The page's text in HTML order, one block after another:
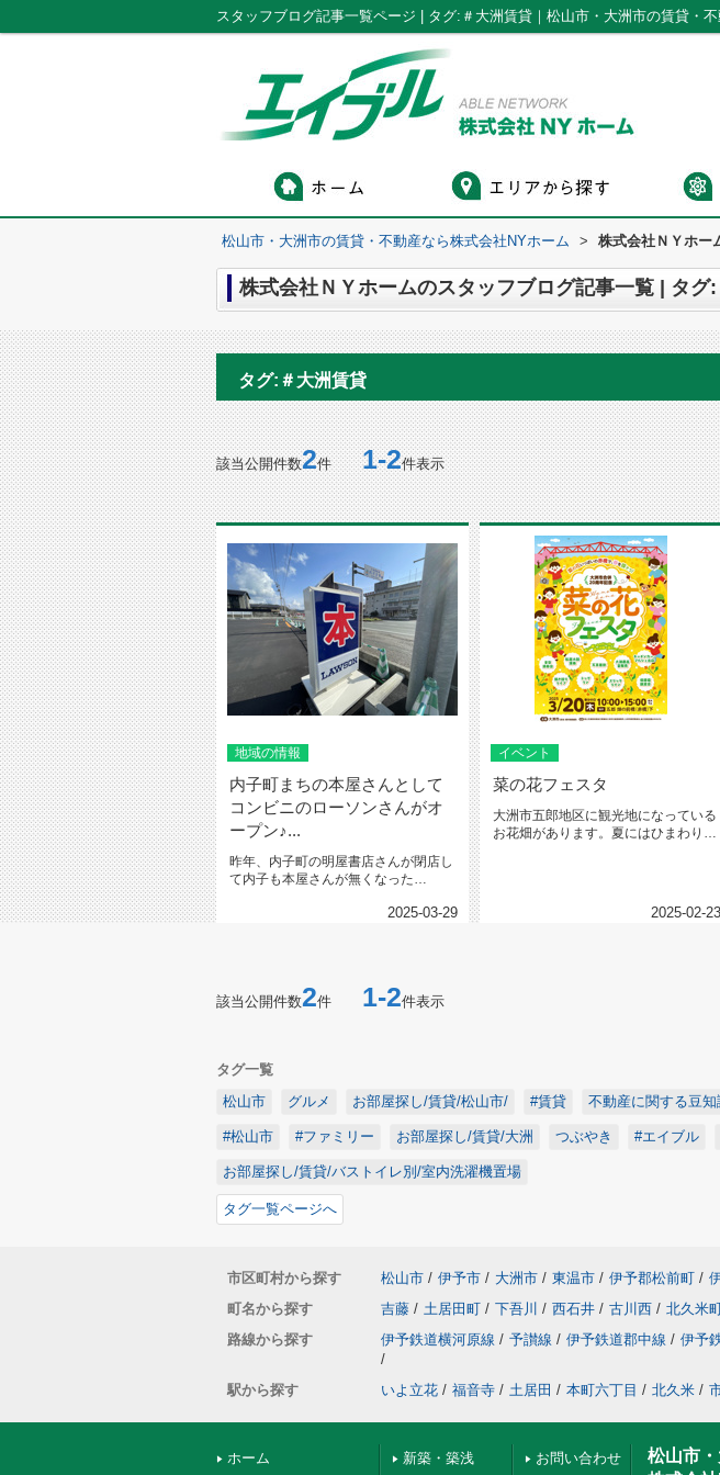
松山市・大洲市の賃貸・不動産なら株式会社NYホーム > 株式会社ＮＹホー
株式会社ＮＹホームのスタッフブログ記事一覧 | タグ
タグ:＃大洲賃貸
該当公開件数2件1-2件表示
地域の情報
内子町まちの本屋さんとして
コンビニのローソンさんがオ
ープン♪...
昨年、内子町の明屋書店さんが閉店し
て内子も本屋さんが無くなった
2025-03-29
イベント
菜の花フェスタ
大洲市五郎地区に観光地になっている
お花畑があります。夏にはひまわり秋
2025-02-23
該当公開件数2件 1-2件表示
タグ一覧
松山市
グルメ お部屋探し/賃貸/松山市/ #賃貸 不動産に関する豆知
#松山市 #ファミリー お部屋探し/賃貸/大洲 つぶやき #エイブル
お部屋探し/賃貸/バストイレ別/室内洗濯機置場
タグ一覧ページへ
市区町村から探す 松山市 / 伊予市 / 大洲市 / 東温市 / 伊予郡松前町 /
町名から探す
吉藤 / 土居田町 / 下吾川 / 西石井 / 古川西 / 北久米
路線から探す
伊予鉄道横河原線 / 予讃線 / 伊予鉄道郡中線 / 伊予
/
駅から探す
いよ立花 / 福音寺 / 土居田 / 本町六丁目 / 北久米 /
ホーム 新築・築浅 お問い合わせ
松山市